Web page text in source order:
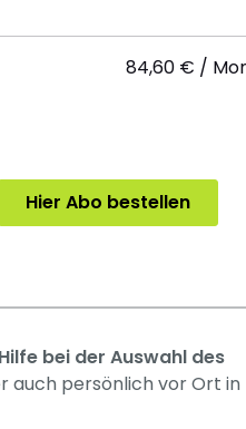
84,60 € /
Hier Abo bestellen
bei der Auswahl des
auch persönlich vor Ort in